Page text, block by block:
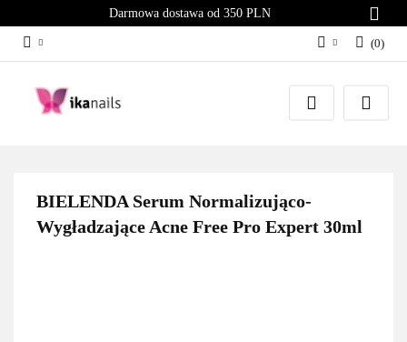
Darmowa dostawa od 350 PLN
Zaloguj się
Załóż konto
(0)
BIELENDA Serum Normalizująco-
Wygładzające Acne Free Pro Expert 30ml